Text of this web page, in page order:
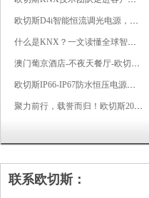
欧切斯D4i智能恒流调光电源，引领未来照明生态
什么是KNX？一文读懂全球智能建筑控制标准
澳门葡京酒店-不夜天餐厅-欧切斯KNX智能控制系统打造高端智慧空间
欧切斯IP66-IP67防水恒压电源，无惧风雨，智稳如一
聚力前行，载誉而归！欧切斯2026光亚展完美收官
联系欧切斯：